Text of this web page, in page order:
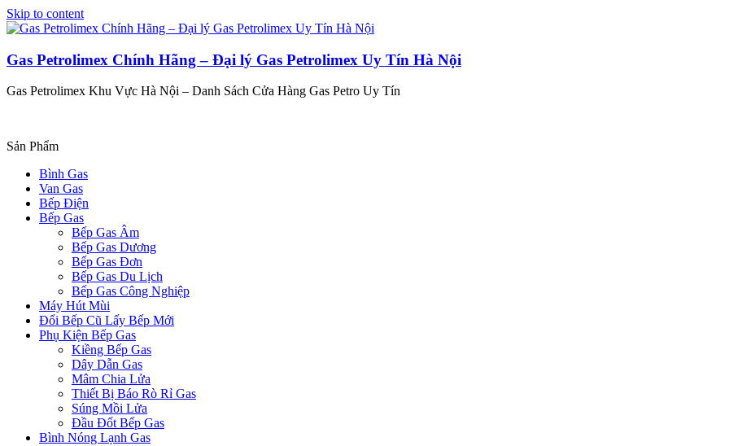
Skip to content
Gas Petrolimex Chính Hãng – Đại lý Gas Petrolimex Uy Tín Hà Nội
Gas Petrolimex Khu Vực Hà Nội – Danh Sách Cửa Hàng Gas Petro Uy Tín
Sản Phẩm
Bình Gas
Van Gas
Bếp Điện
Bếp Gas
Bếp Gas Âm
Bếp Gas Dương
Bếp Gas Đơn
Bếp Gas Du Lịch
Bếp Gas Công Nghiệp
Máy Hút Mùi
Đổi Bếp Cũ Lấy Bếp Mới
Phụ Kiện Bếp Gas
Kiềng Bếp Gas
Dây Dẫn Gas
Mâm Chia Lửa
Thiết Bị Báo Rò Rỉ Gas
Súng Mồi Lửa
Đầu Đốt Bếp Gas
Bình Nóng Lạnh Gas